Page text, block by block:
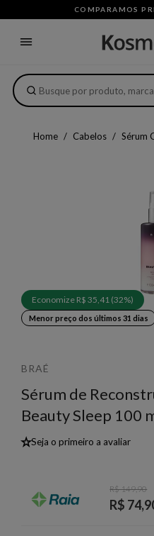
COMPARAMOS
Home Cabelos Sérum
Economize R$ 35,41 (32%)
Menor preço dos últimos 31 dias
BRAÉ
Sérum de
Beauty Sleep 100
★Seja o primeiro a avaliar
R$ 149,90
R$